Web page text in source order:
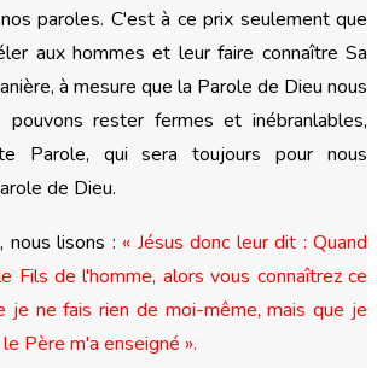
paroles. C'est à ce prix seulement que
aux hommes et leur faire connaître Sa
à mesure que la Parole de Dieu nous
rester fermes et inébranlables,
Parole, qui sera toujours pour nous
de Dieu.
nous lisons : « Jésus donc leur dit : Quand
Fils de l'homme, alors vous connaîtrez ce
je ne fais rien de moi-même, mais que je
Père m'a enseigné ».